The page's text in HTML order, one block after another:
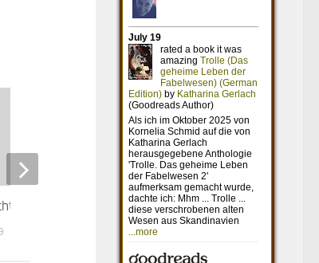
Der beste Film aller Zeiten
25. DEZEMBER 2022